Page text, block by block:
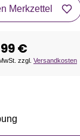
Merkzettel
€
zzgl. Versandkosten